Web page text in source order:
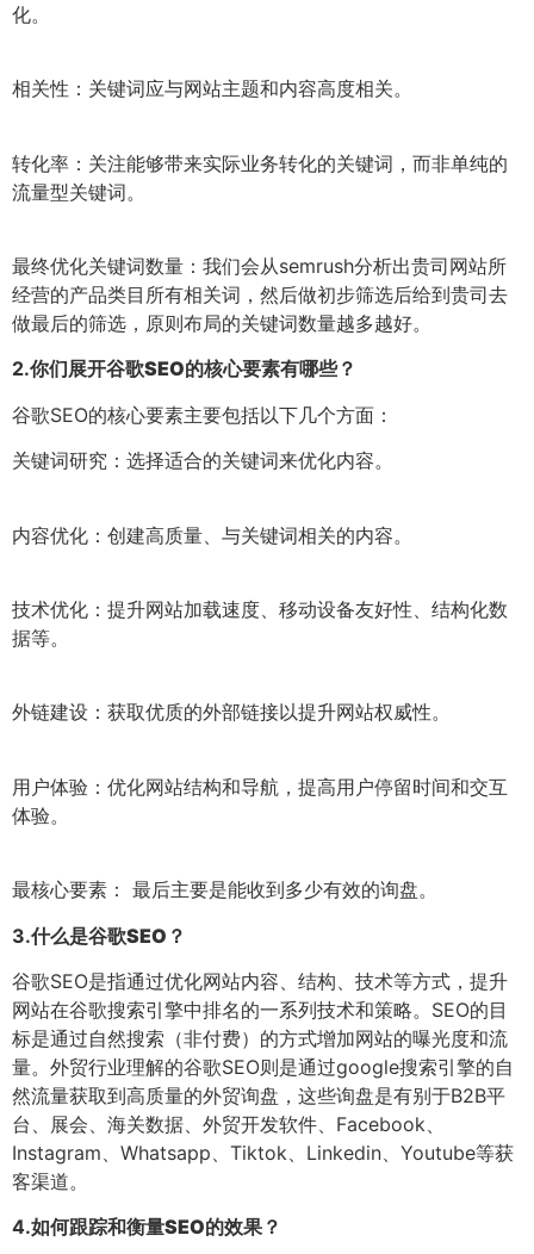
化。
相关性：关键词应与网站主题和内容高度相关。
转化率：关注能够带来实际业务转化的关键词，而非单纯的
流量型关键词。
最终优化关键词数量：我们会从semrush分析出贵司网站所
经营的产品类目所有相关词，然后做初步筛选后给到贵司去
做最后的筛选，原则布局的关键词数量越多越好。
2.你们展开谷歌SEO的核心要素有哪些？
谷歌SEO的核心要素主要包括以下几个方面：
关键词研究：选择适合的关键词来优化内容。
内容优化：创建高质量、与关键词相关的内容。
技术优化：提升网站加载速度、移动设备友好性、结构化数
据等。
外链建设：获取优质的外部链接以提升网站权威性。
用户体验：优化网站结构和导航，提高用户停留时间和交互
体验。
最核心要素： 最后主要是能收到多少有效的询盘。
3.什么是谷歌SEO？
谷歌SEO是指通过优化网站内容、结构、技术等方式，提升
网站在谷歌搜索引擎中排名的一系列技术和策略。SEO的目
标是通过自然搜索（非付费）的方式增加网站的曝光度和流
量。外贸行业理解的谷歌SEO则是通过google搜索引擎的自
然流量获取到高质量的外贸询盘，这些询盘是有别于B2B平
台、展会、海关数据、外贸开发软件、Facebook、
Instagram、Whatsapp、Tiktok、Linkedin、Youtube等获
客渠道。
4.如何跟踪和衡量SEO的效果？